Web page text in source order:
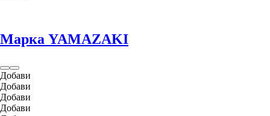
Марка YAMAZAKI
Добави
Добави
Добави
Добави